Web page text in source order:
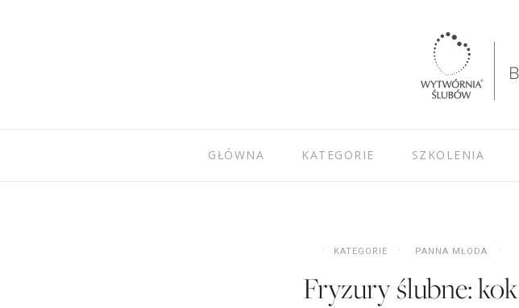
GŁÓWNA KATEGORIE SZKOLENIA
KATEGORIE PANNA MŁODA
Fryzury ślubne: kok